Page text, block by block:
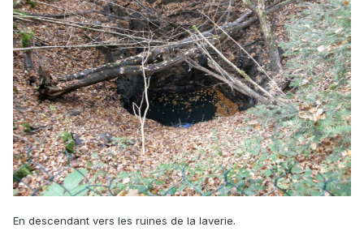
En descendant vers les ruines de la laverie.